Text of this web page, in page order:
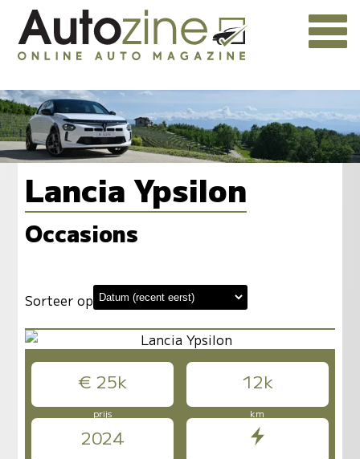
Lancia Ypsilon
Occasions
Sorteer op
€ 25k 12k
prijs km
2024